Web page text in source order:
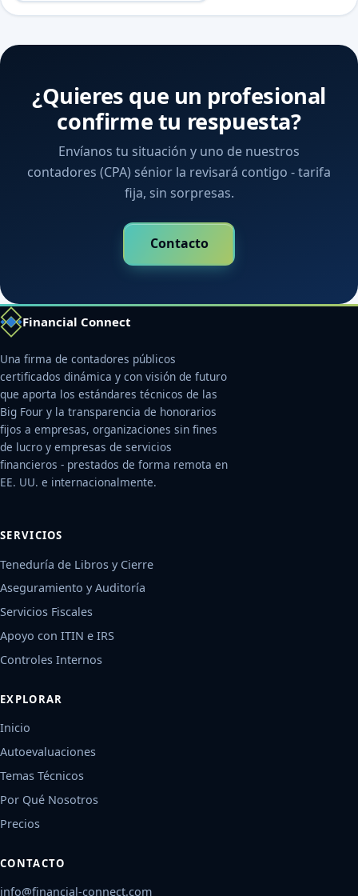
¿Quieres que un profesional
confirme tu respuesta?
Envíanos tu situación y uno de nuestros
contadores (CPA) sénior la revisará contigo - tarifa
fija, sin sorpresas.
Contacto
Financial Connect
Una firma de contadores públicos
certificados dinámica y con visión de futuro
que aporta los estándares técnicos de las
Big Four y la transparencia de honorarios
fijos a empresas, organizaciones sin fines
de lucro y empresas de servicios
financieros - prestados de forma remota en
EE. UU. e internacionalmente.
SERVICIOS
Teneduría de Libros y Cierre
Aseguramiento y Auditoría
Servicios Fiscales
Apoyo con ITIN e IRS
Controles Internos
EXPLORAR
Inicio
Autoevaluaciones
Temas Técnicos
Por Qué Nosotros
Precios
CONTACTO
info@financial-connect.com